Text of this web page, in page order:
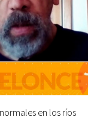
en los ríos